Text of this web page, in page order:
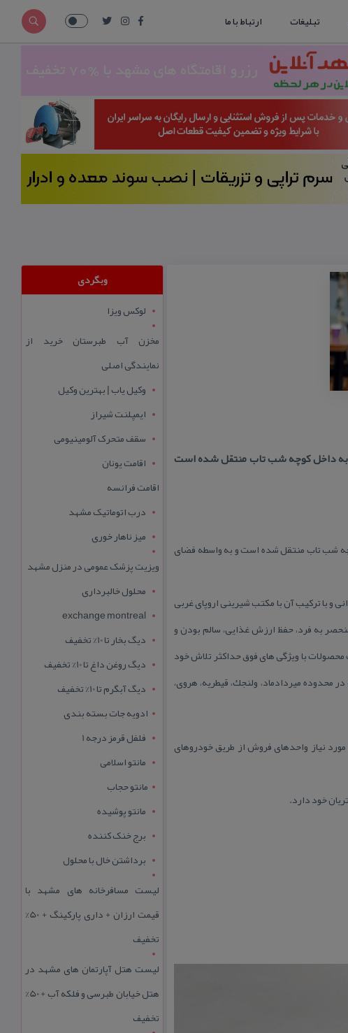
تبلیغات ارتباط با ما
به داخل كوچه شب تاب منتقل شده است
شب تاب منتقل شده است و به واسطه فضای
از سبك سنتی اصیل و ذائقه ایرانی و با تركیب آن با مكتب شیرینی اروپای غربی
به فرد، حفظ ارزش غذایی، سالم بودن و
با ویژگی های فوق حداكثر تلاش خود
شعبه كوك در سال ۱۳۷۴ در مجتمع تجاری اسكان افتتاح شد و در حال حاضر دارای ۶ شعبه در محدوده میردادماد، ولنجك، قیطریه، هروی،
نیاز واحدهای فروش از طریق خودروهای
خود دارد.
وبگردی
لوکس ویزا
مخزن آب طبرستان خرید از
نمایندگی اصلی
وکیل یاب | بهترین وکیل
ایمپلنت شیراز
سقف متحرک آلومینیومی
اقامت یونان
اقامت فرانسه
درب اتوماتیک مشهد
میز ناهار خوری
ویزیت پزشک عمومی در منزل مشهد
محلول خالبرداری
exchange montreal
دیگ بخار تا 10% تخفیف
دیگ روغن داغ تا 10% تخفیف
دیگ آبگرم تا 10% تخفیف
ادویه جات بسته بندی
فلفل قرمز درجه 1
مانتو اسلامی
مانتو حجاب
مانتو پوشیده
برج خنک کننده
برداشتن خال با محلول
لیست مسافرخانه های مشهد با
قیمت ارزان + داری پارکینگ + 50%
تخفیف
لیست هتل آپارتمان های مشهد در
هتل خیابان طبرسی و فلکه آب + 50%
تخفیف